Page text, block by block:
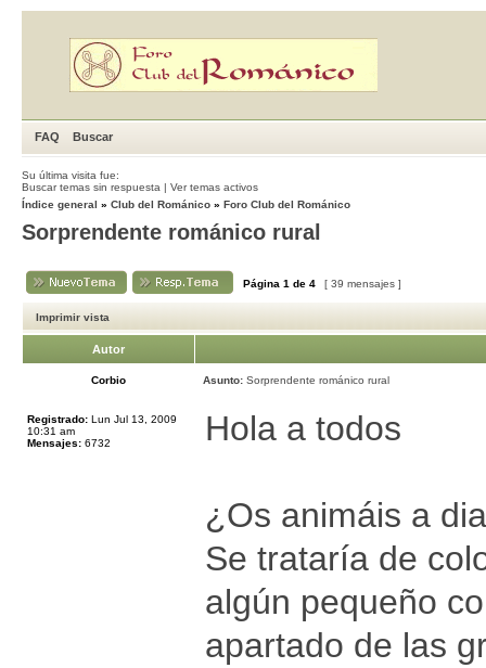
FAQ Buscar
Su última visita fue:
Buscar temas sin respuesta | Ver temas activos
Índice general » Club del Románico » Foro Club del Románico
Sorprendente románico rural
Página 1 de 4 [ 39 mensajes ]
Imprimir vista
Autor
Corbio Asunto: Sorprendente románico rural
Registrado: Lun Jul 13, 2009
10:31 am
Mensajes: 6732 Hola a todos
¿Os animáis a
Se trataría de
algún pequeño
apartado de las